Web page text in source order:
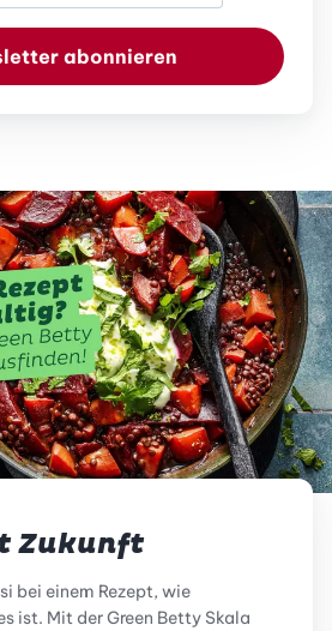
abonnieren
Zukunft
bei einem Rezept, wie
ist. Mit der Green Betty Skala